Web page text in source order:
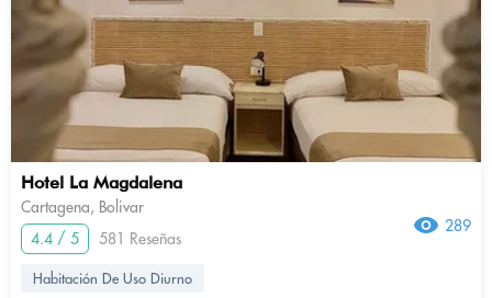
Hotel La Magdalena
Cartagena, Bolivar
4.4 / 5
581 Reseñas
289
Habitación De Uso Diurno